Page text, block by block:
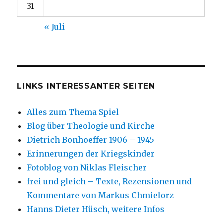
31
« Juli
LINKS INTERESSANTER SEITEN
Alles zum Thema Spiel
Blog über Theologie und Kirche
Dietrich Bonhoeffer 1906 – 1945
Erinnerungen der Kriegskinder
Fotoblog von Niklas Fleischer
frei und gleich – Texte, Rezensionen und
Kommentare von Markus Chmielorz
Hanns Dieter Hüsch, weitere Infos